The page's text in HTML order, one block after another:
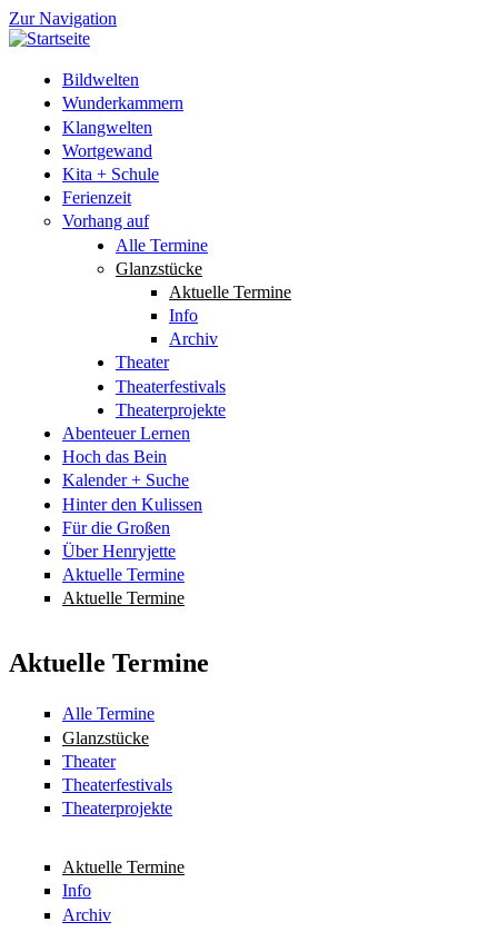
Zur Navigation
Bildwelten
Wunderkammern
Klangwelten
Wortgewand
Kita + Schule
Ferienzeit
Vorhang auf
Alle Termine
Glanzstücke
Aktuelle Termine
Info
Archiv
Theater
Theaterfestivals
Theaterprojekte
Abenteuer Lernen
Hoch das Bein
Kalender + Suche
Hinter den Kulissen
Für die Großen
Über Henryjette
Aktuelle Termine
Aktuelle Termine
Aktuelle Termine
Alle Termine
Glanzstücke
Theater
Theaterfestivals
Theaterprojekte
Aktuelle Termine
Info
Archiv